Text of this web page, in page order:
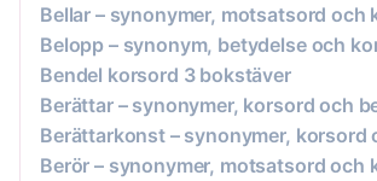
Bellar – synonymer, motsatsord och
Belopp – synonym, betydelse och
Bendel korsord 3 bokstäver
Berättar – synonymer, korsord och
Berättarkonst – synonymer, korsord
Berör – synonymer, motsatsord och